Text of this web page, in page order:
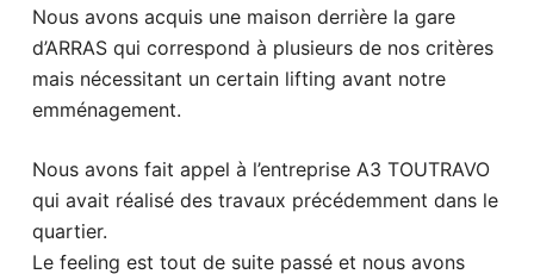
c
o
n
n
u
Nous avons acquis une maison derrière la gare
d’ARRAS qui correspond à plusieurs de nos critères
mais nécessitant un certain lifting avant notre
emménagement.
Nous avons fait appel à l’entreprise A3 TOUTRAVO
qui avait réalisé des travaux précédemment dans le
quartier.
Le feeling est tout de suite passé et nous avons